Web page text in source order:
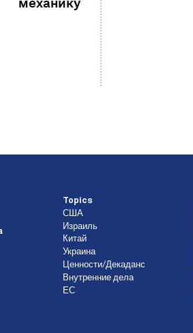
Topics
США
Израиль
Китай
Украина
Ценности/Декаданс
Внутренние дела
ЕС